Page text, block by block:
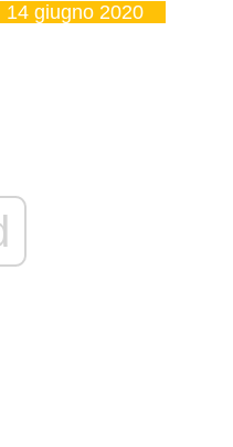
14 giugno 2020